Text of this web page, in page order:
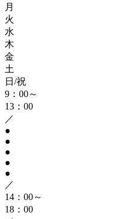
月
火
水
木
金
土
日/祝
9：00～
13：00
／
●
●
●
●
●
／
14：00～
18：00